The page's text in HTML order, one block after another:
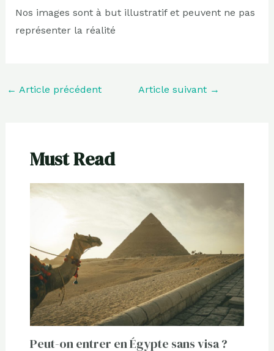
Nos images sont à but illustratif et peuvent ne pas
représenter la réalité
← Article précédent Article suivant →
Must Read
Peut-on entrer en Égypte sans visa ?